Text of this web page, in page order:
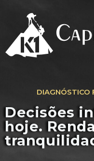
DIAGNÓSTICO
Decisões
hoje.